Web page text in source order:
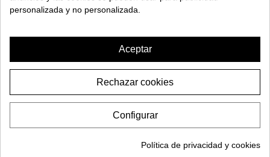
CACHIMBA ZAR HOOKAH
39,95€
AÑADIR A LA CESTA
personalizada y no personalizada.
Aceptar
Rechazar cookies
Configurar
Política de privacidad y cookies